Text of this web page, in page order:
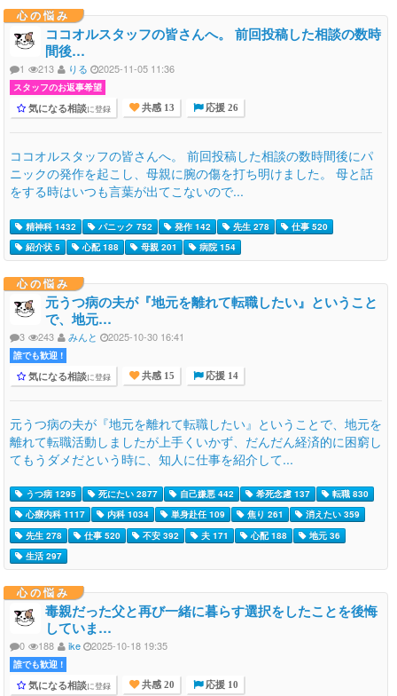
心の悩み
ココオルスタッフの皆さんへ。 前回投稿した相談の数時
間後…
1 213 りる 2025-11-05 11:36
スタッフのお返事希望
気になる相談に登録 共感 13 応援 26
ココオルスタッフの皆さんへ。 前回投稿した相談の数時間後にパ
ニックの発作を起こし、母親に腕の傷を打ち明けました。 母と話
をする時はいつも言葉が出てこないので...
精神科 1432 パニック 752 発作 142 先生 278
仕事 520
紹介状 5
心配 188 母親 201 病院 154
心の悩み
元うつ病の夫が『地元を離れて転職したい』ということ
で、地元…
3 243 みんと 2025-10-30 16:41
誰でも歓迎 !
気になる相談に登録 共感 15 応援 14
元うつ病の夫が『地元を離れて転職したい』ということで、地元を
離れて転職活動しましたが上手くいかず、だんだん経済的に困窮し
てもうダメだという時に、知人に仕事を紹介して...
うつ病 1295 死にたい 2877 自己嫌悪 442 希死念慮 137
転職 830
心療内科 1117
内科 1034 単身赴任 109 焦り 261
消えたい 359
先生 278
仕事 520 不安 392 夫 171 心配 188
地元 36
生活 297
心の悩み
毒親だった父と再び一緒に暮らす選択をしたことを後悔
していま…
0 188 ike 2025-10-18 19:35
誰でも歓迎 !
気になる相談に登録 共感 20 応援 10